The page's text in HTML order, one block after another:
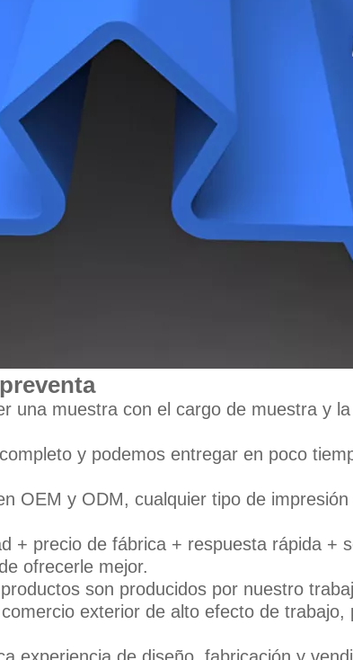
una muestra con el cargo de muestra y
y podemos entregar en poco
OEM y ODM, cualquier tipo de
+ precio de fábrica + respuesta rápida +
ofrecerle mejor.
son producidos por nuestro
exterior de alto efecto de